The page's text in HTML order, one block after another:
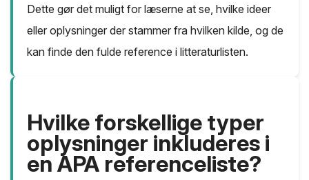
Dette gør det muligt for læserne at se, hvilke ideer
eller oplysninger der stammer fra hvilken kilde, og de
kan finde den fulde reference i litteraturlisten.
Hvilke forskellige typer
oplysninger inkluderes i
en APA referenceliste?